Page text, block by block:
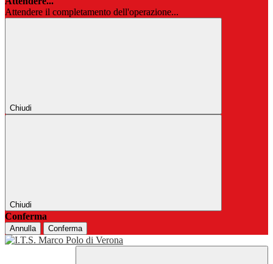
Attendere il completamento dell'operazione...
Chiudi
Chiudi
Conferma
Annulla Conferma